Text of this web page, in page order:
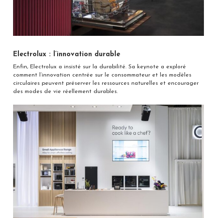
Electrolux : l’innovation durable
Enfin, Electrolux a insisté sur la durabilité. Sa keynote a exploré
comment l’innovation centrée sur le consommateur et les modèles
circulaires peuvent préserver les ressources naturelles et encourager
des modes de vie réellement durables.